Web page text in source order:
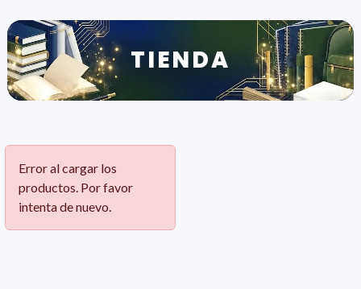
TIENDA
Error al cargar los
productos. Por favor
intenta de nuevo.